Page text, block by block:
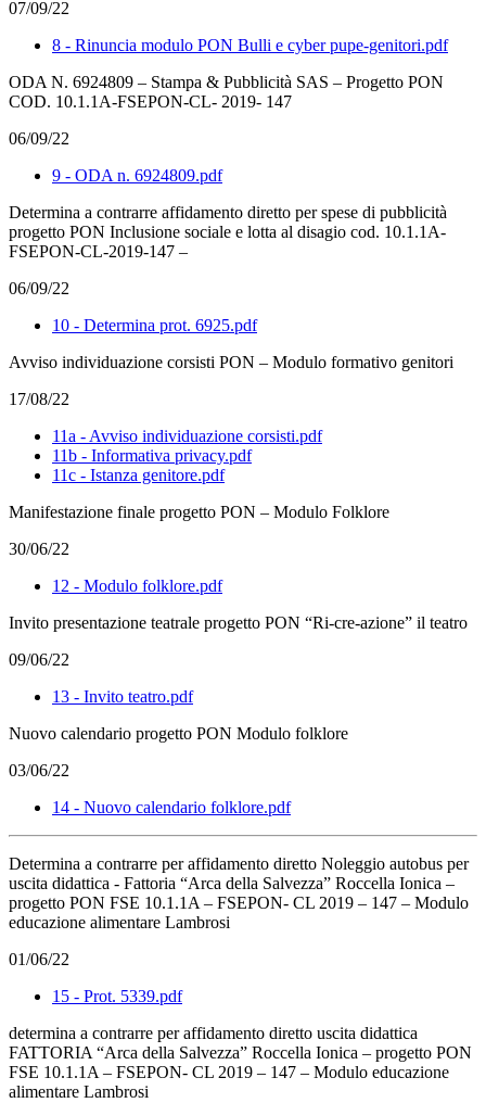
07/09/22
8 - Rinuncia modulo PON Bulli e cyber pupe-genitori.pdf
ODA N. 6924809 – Stampa & Pubblicità SAS – Progetto PON
COD. 10.1.1A-FSEPON-CL- 2019- 147
06/09/22
9 - ODA n. 6924809.pdf
Determina a contrarre affidamento diretto per spese di pubblicità
progetto PON Inclusione sociale e lotta al disagio cod. 10.1.1A-
FSEPON-CL-2019-147 –
06/09/22
10 - Determina prot. 6925.pdf
Avviso individuazione corsisti PON – Modulo formativo genitori
17/08/22
11a - Avviso individuazione corsisti.pdf
11b - Informativa privacy.pdf
11c - Istanza genitore.pdf
Manifestazione finale progetto PON – Modulo Folklore
30/06/22
12 - Modulo folklore.pdf
Invito presentazione teatrale progetto PON “Ri-cre-azione” il teatro
09/06/22
13 - Invito teatro.pdf
Nuovo calendario progetto PON Modulo folklore
03/06/22
14 - Nuovo calendario folklore.pdf
Determina a contrarre per affidamento diretto Noleggio autobus per
uscita didattica - Fattoria “Arca della Salvezza” Roccella Ionica –
progetto PON FSE 10.1.1A – FSEPON- CL 2019 – 147 – Modulo
educazione alimentare Lambrosi
01/06/22
15 - Prot. 5339.pdf
determina a contrarre per affidamento diretto uscita didattica
FATTORIA “Arca della Salvezza” Roccella Ionica – progetto PON
FSE 10.1.1A – FSEPON- CL 2019 – 147 – Modulo educazione
alimentare Lambrosi